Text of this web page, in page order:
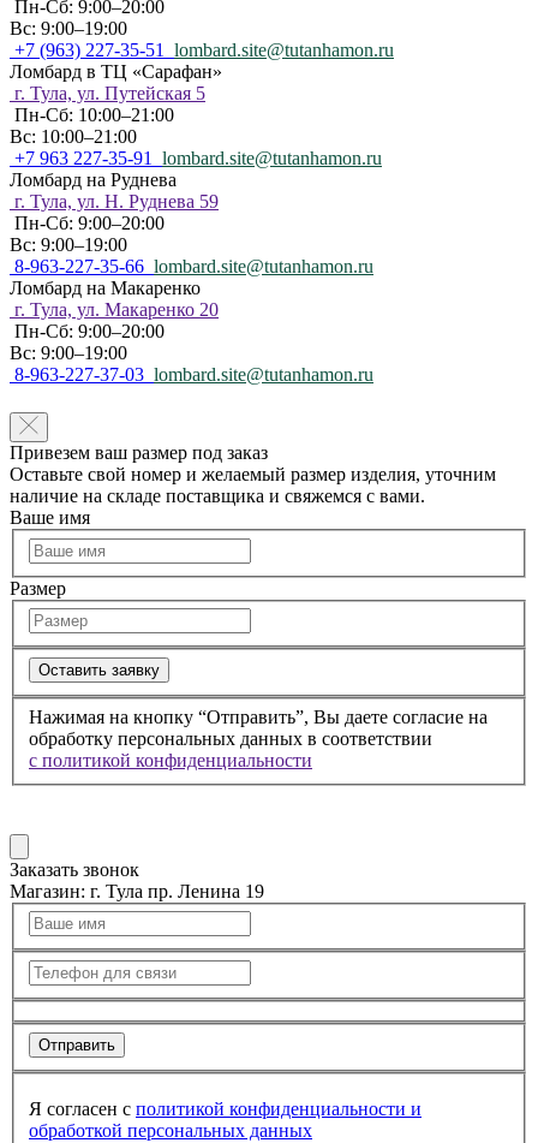
Пн-Сб: 9:00–20:00
Вс: 9:00–19:00
+7 (963) 227-35-51
lombard.site@tutanhamon.ru
Ломбард в ТЦ «Сарафан»
г. Тула, ул. Путейская 5
Пн-Сб: 10:00–21:00
Вс: 10:00–21:00
+7 963 227-35-91
lombard.site@tutanhamon.ru
Ломбард на Руднева
г. Тула, ул. Н. Руднева 59
Пн-Сб: 9:00–20:00
Вс: 9:00–19:00
8-963-227-35-66 lombard.site@tutanhamon.ru
Ломбард на Макаренко
г. Тула, ул. Макаренко 20
Пн-Сб: 9:00–20:00
Вс: 9:00–19:00
8-963-227-37-03 lombard.site@tutanhamon.ru
Привезем ваш размер под заказ
Оставьте свой номер и желаемый размер изделия, уточним
наличие на складе поставщика и свяжемся с вами.
Ваше имя
Размер
Оставить заявку
Нажимая на кнопку “Отправить”, Вы даете согласие на
обработку персональных данных в соответствии
с политикой конфиденциальности
Заказать звонок
Магазин: г. Тула пр. Ленина 19
Отправить
Я согласен с политикой конфиденциальности и
обработкой персональных данных